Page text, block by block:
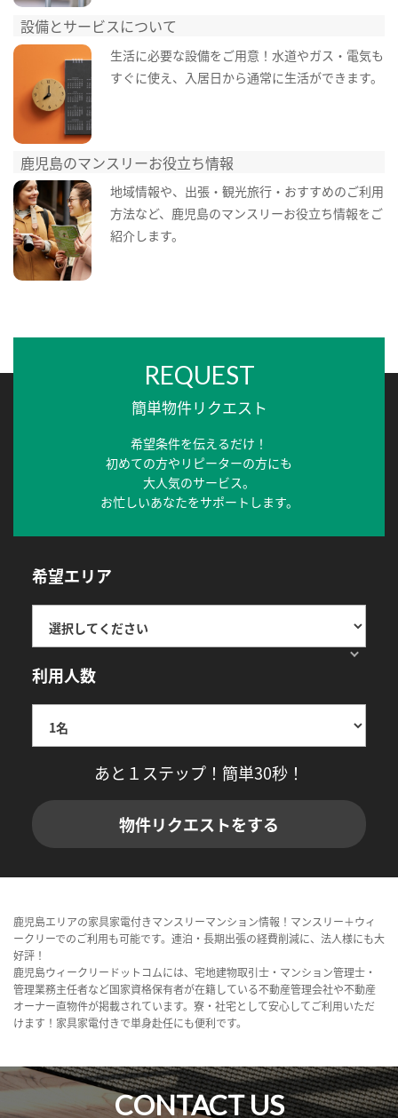
設備とサービスについて
生活に必要な設備をご用意！水道やガス・電気も
すぐに使え、入居日から通常に生活ができます。
鹿児島のマンスリーお役立ち情報
地域情報や、出張・観光旅行・おすすめのご利用
方法など、鹿児島のマンスリーお役立ち情報をご
紹介します。
REQUEST
簡単物件リクエスト
希望条件を伝えるだけ！
初めての方やリピーターの方にも
大人気のサービス。
お忙しいあなたをサポートします。
希望エリア
利用人数
あと１ステップ！簡単30秒！
物件リクエストをする
鹿児島エリアの家具家電付きマンスリーマンション情報！マンスリー＋ウィ
ークリーでのご利用も可能です。連泊・長期出張の経費削減に、法人様にも大
好評！
鹿児島ウィークリードットコムには、宅地建物取引士・マンション管理士・
管理業務主任者など国家資格保有者が在籍している不動産管理会社や不動産
オーナー直物件が掲載されています。寮・社宅として安心してご利用いただ
けます！家具家電付きで単身赴任にも便利です。
CONTACT US